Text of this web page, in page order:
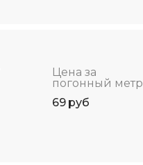
Цена за
погонный метр
69 руб